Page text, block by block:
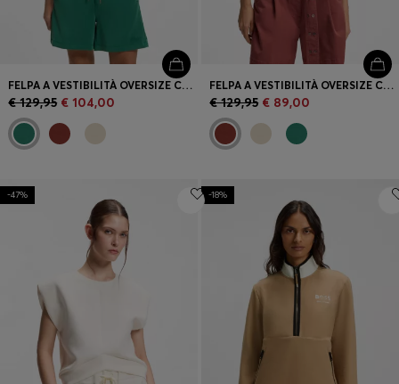
FELPA A VESTIBILITÀ OVERSIZE CON MANICHE CORTE A PALLONCINO
€ 129,95 € 104,00
FELPA A VESTIBILITÀ OVERSIZE CON MANICHE CORTE A PALLONCINO
€ 129,95 € 89,00
-47% -18%